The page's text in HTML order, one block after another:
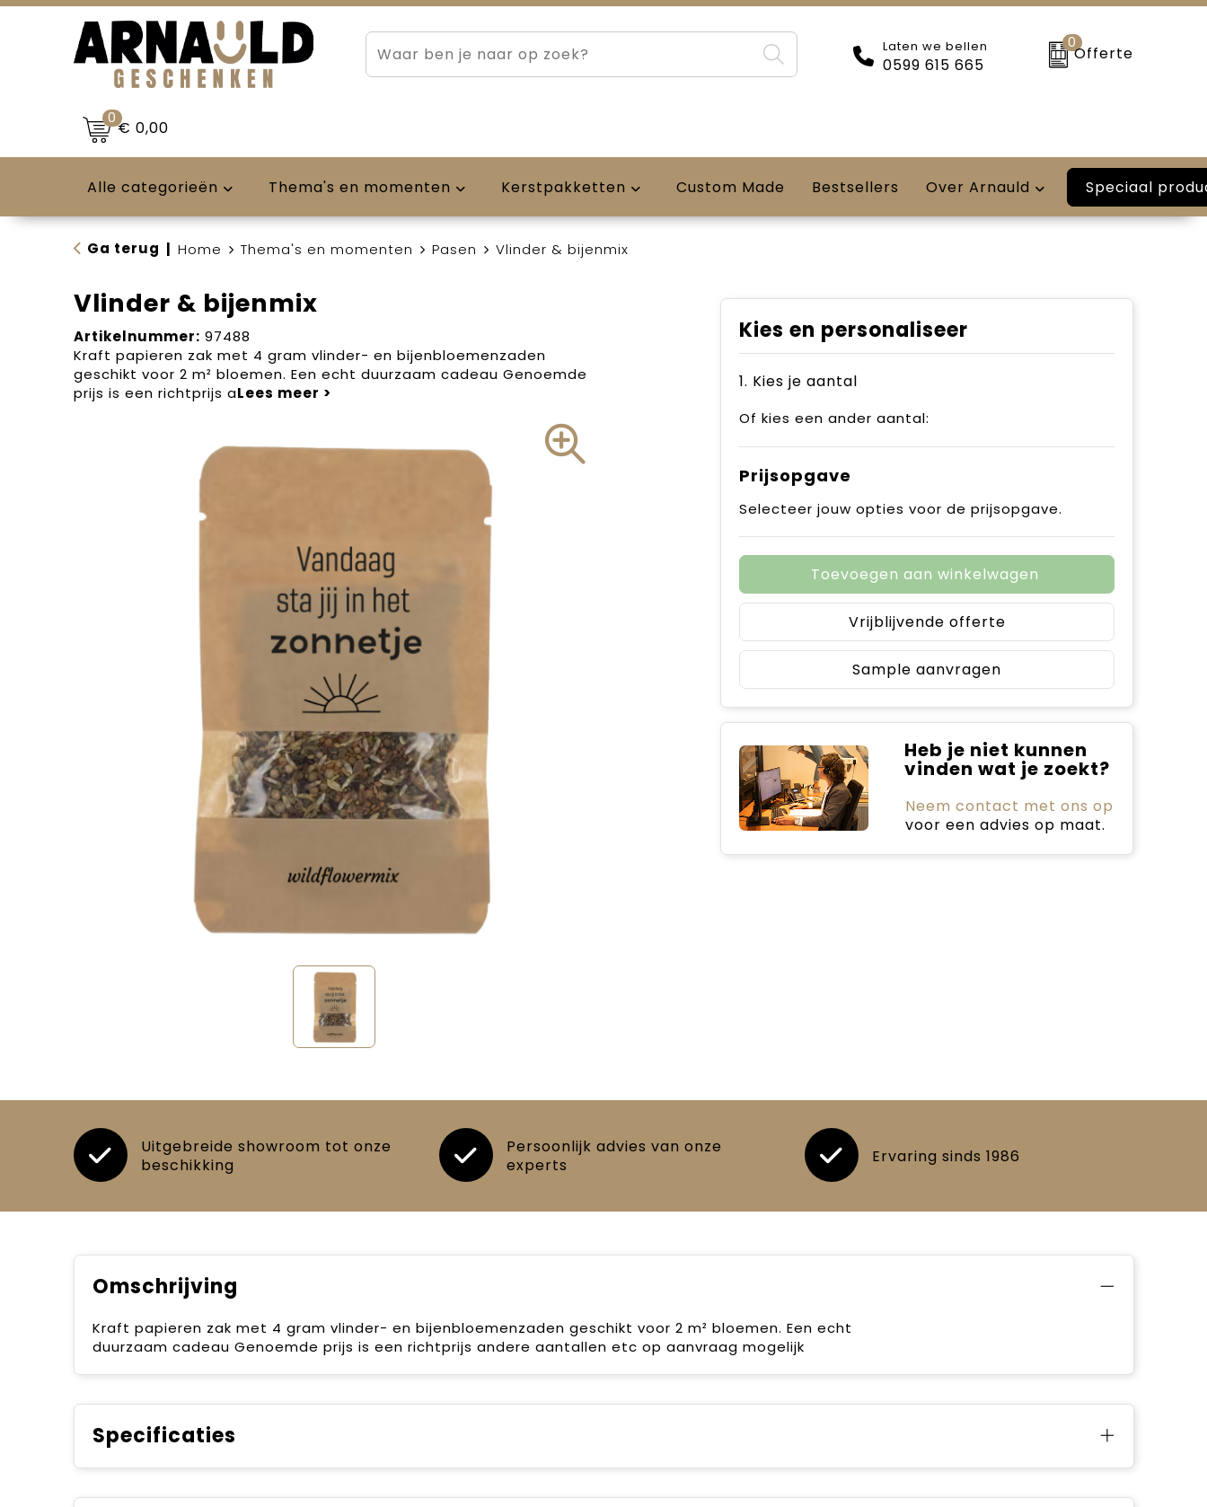
Laten we bellen
0599 615 665
0
Offerte
0€ 0,00
Alle categorieën Thema's en momenten Kerstpakketten Custom Made Bestsellers Over Arnauld Speciaal
Ga terug Home Thema's en momenten Pasen Vlinder & bijenmix
Vlinder & bijenmix
Artikelnummer: 97488
Kraft papieren zak met 4 gram vlinder- en bijenbloemenzaden
geschikt voor 2 m² bloemen. Een echt duurzaam cadeau Genoemde
prijs is een richtprijs a
Kies en personaliseer
1. Kies je aantal
Of kies een ander aantal:
Prijsopgave
Selecteer jouw opties voor de prijsopgave.
Toevoegen aan winkelwagen
Vrijblijvende offerte
Sample aanvragen
Heb je niet kunnen
vinden wat je zoekt?
Neem contact met ons op
voor een advies op maat.
Uitgebreide showroom tot onze
beschikking
Persoonlijk advies van onze
experts
Ervaring sinds 1986
Omschrijving
Kraft papieren zak met 4 gram vlinder- en bijenbloemenzaden geschikt voor 2 m² bloemen. Een echt
duurzaam cadeau Genoemde prijs is een richtprijs andere aantallen etc op aanvraag mogelijk
Specificaties